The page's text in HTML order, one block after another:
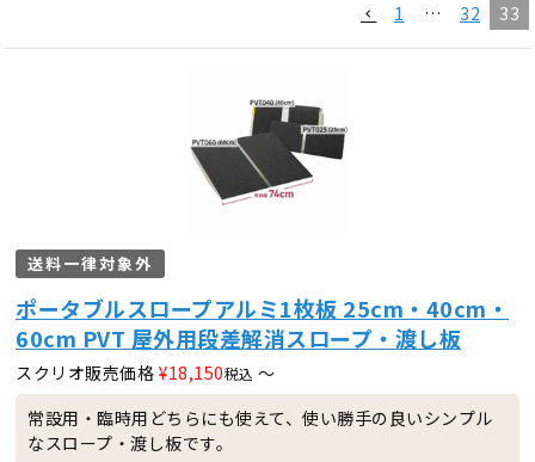
1
… 32 33
送料一律対象外
ポータブルスロープアルミ1枚板 25cm・40cm・
60cm PVT 屋外用段差解消スロープ・渡し板
スクリオ販売価格 ¥18,150税込 〜
常設用・臨時用どちらにも使えて、使い勝手の良いシンプル
なスロープ・渡し板です。